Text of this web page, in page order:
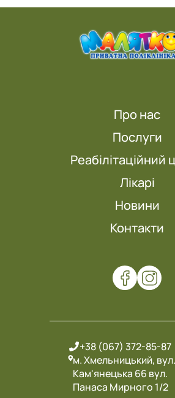
Про нас
Послуги
Реабілітаційний
Лікарі
Новини
Контакти
+38 (067) 372-85-87
м. Хмельницький, вул.
Кам'янецька 66 вул.
Панаса Мирного 1/2